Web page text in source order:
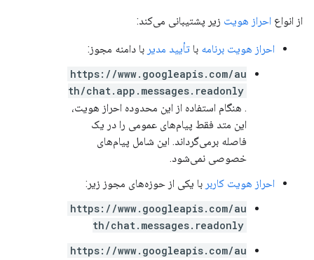
از انواع احراز هویت زیر پشتیبانی می‌کند:
احراز هویت برنامه با تأیید مدیر با دامنه مجوز:
https://www.googleapis.com/au
th/chat.app.messages.readonly
. هنگام استفاده از این محدوده احراز هویت،
این متد فقط پیام‌های عمومی را در یک
فاصله برمی‌گرداند. این شامل پیام‌های
خصوصی نمی‌شود.
احراز هویت کاربر با یکی از حوزه‌های مجوز زیر:
https://www.googleapis.com/au
th/chat.messages.readonly
https://www.googleapis.com/au